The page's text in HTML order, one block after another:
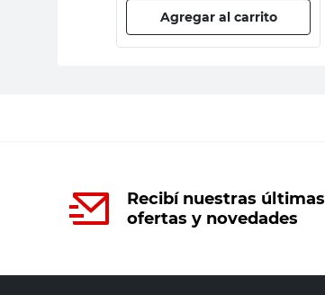
Agregar al carrito
Recibí nuestras últimas
ofertas y novedades